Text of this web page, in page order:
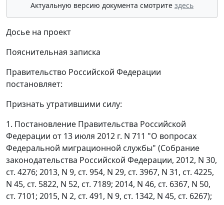
Актуальную версию документа смотрите здесь
Досье на проект
Пояснительная записка
Правительство Российской Федерации
постановляет:
Признать утратившими силу:
1. Постановление Правительства Российской
Федерации от 13 июля 2012 г. N 711 "О вопросах
Федеральной миграционной службы" (Собрание
законодательства Российской Федерации, 2012, N 30,
ст. 4276; 2013, N 9, ст. 954, N 29, ст. 3967, N 31, ст. 4225,
N 45, ст. 5822, N 52, ст. 7189; 2014, N 46, ст. 6367, N 50,
ст. 7101; 2015, N 2, ст. 491, N 9, ст. 1342, N 45, ст. 6267);